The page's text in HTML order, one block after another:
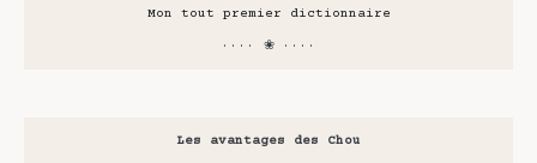
Mon tout premier dictionnaire
···· ❀ ····
Les avantages des Chou